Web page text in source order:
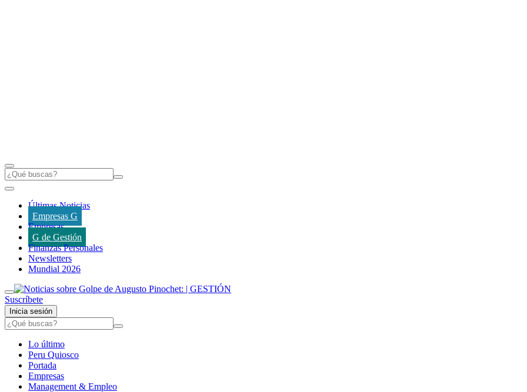
Últimas Noticias
Empresas G
Empresas
G de Gestión
Finanzas Personales
Newsletters
Mundial 2026
Suscríbete
Inicia sesión
Lo último
Peru Quiosco
Portada
Empresas
Management & Empleo